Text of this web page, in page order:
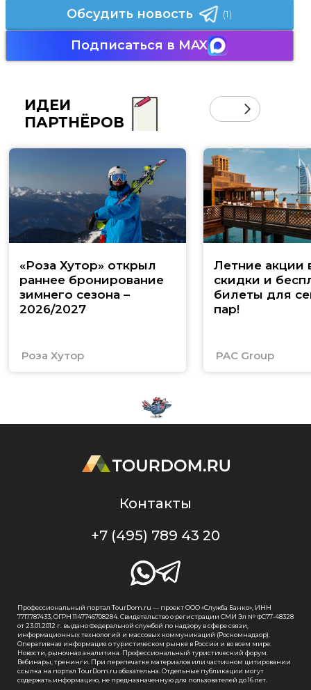
Обсудить новость (1)
Подписаться в MAX
ИДЕИ
ПАРТНЁРОВ
«Роза Хутор» открыл
раннее бронирование
зимнего сезона –
2026/2027
Роза Хутор
Летние акции
скидки и
билеты для
пар!
PAC Group
Контакты
+7 (495) 789 43 20
Профессиональный портал TourDom.ru — проект ООО «Служба Банко», ИНН
7717787433, ОГРН 1147746708284. Свидетельство о регистрации СМИ Эл № ФС77-48328
от 23.01.2012 г. выдано Федеральной службой по надзору в сфере связи,
информационных технологий и массовых коммуникаций (Роскомнадзор).
Оперативная информация о туристическом рынке в России и во всем мире.
Новости, рыночная аналитика. Профессиональный туристический форум.
Вебинары, тренинги. При перепечатке материалов или частичном цитировании
ссылка на портал TourDom.ru обязательна. Отдельные публикации могут
содержать информацию, не предназначенную для пользователей до 16 лет.